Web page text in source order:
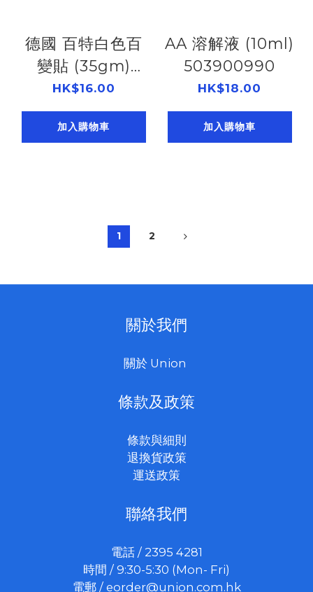
德國 百特白色百
變貼 (35gm)
503901000
HK$16.00
加入購物車
AA 溶解液 (10ml)
503900990
HK$18.00
加入購物車
1 2
關於我們
關於 Union
條款及政策
條款與細則
退換貨政策
運送政策
聯絡我們
電話 / 2395 4281
時間 / 9:30-5:30 (Mon- Fri)
電郵 / eorder@union.com.hk